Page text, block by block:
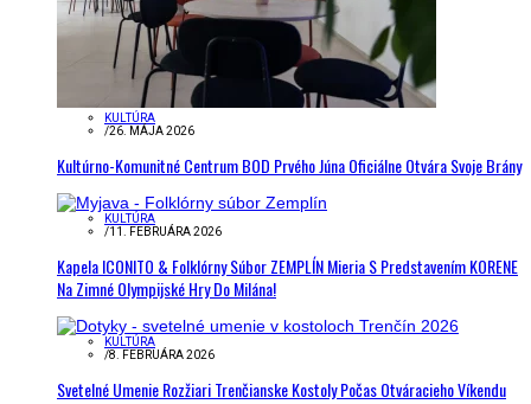
KULTÚRA
/26. MÁJA 2026
Kultúrno-Komunitné Centrum BOD Prvého Júna Oficiálne Otvára Svoje Brány
KULTÚRA
/11. FEBRUÁRA 2026
Kapela ICONITO & Folklórny Súbor ZEMPLÍN Mieria S Predstavením KORENE
Na Zimné Olympijské Hry Do Milána!
KULTÚRA
/8. FEBRUÁRA 2026
Svetelné Umenie Rozžiari Trenčianske Kostoly Počas Otváracieho Víkendu